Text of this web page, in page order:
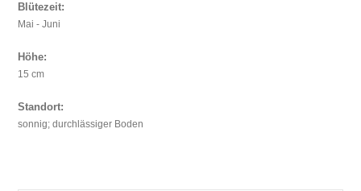
Blütezeit:
Mai - Juni
Höhe:
15 cm
Standort:
sonnig; durchlässiger Boden